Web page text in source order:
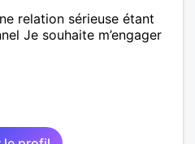
relation sérieuse étant
Je souhaite m’engager